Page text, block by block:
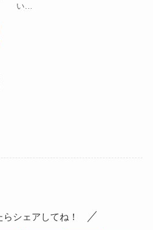
い…
らシェアしてね！